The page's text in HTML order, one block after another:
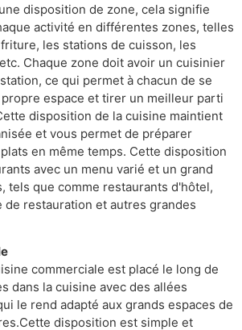
disposition de zone, cela signifie
activité en différentes zones, telles
les stations de cuisson, les
Chaque zone doit avoir un cuisinier
ce qui permet à chacun de se
espace et tirer un meilleur parti
disposition de la cuisine maintient
et vous permet de préparer
en même temps. Cette disposition
avec un menu varié et un grand
tels que comme restaurants d'hôtel,
de restauration et autres grandes
commerciale est placé le long de
dans la cuisine avec des allées
le rend adapté aux grands espaces de
disposition est simple et